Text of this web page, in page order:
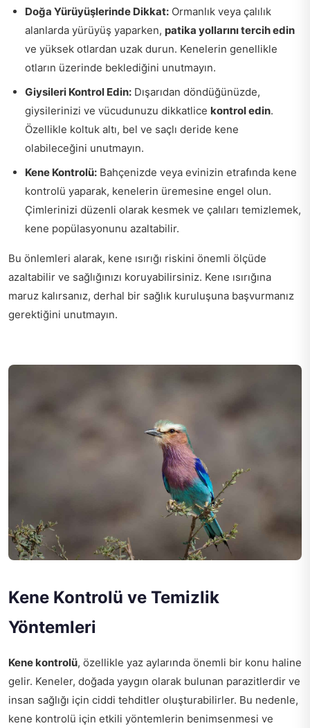
Doğa Yürüyüşlerinde Dikkat: Ormanlık veya çalılık
alanlarda yürüyüş yaparken, patika yollarını tercih edin
ve yüksek otlardan uzak durun. Kenelerin genellikle
otların üzerinde beklediğini unutmayın.
Giysileri Kontrol Edin: Dışarıdan döndüğünüzde,
giysilerinizi ve vücudunuzu dikkatlice kontrol edin.
Özellikle koltuk altı, bel ve saçlı deride kene
olabileceğini unutmayın.
Kene Kontrolü: Bahçenizde veya evinizin etrafında kene
kontrolü yaparak, kenelerin üremesine engel olun.
Çimlerinizi düzenli olarak kesmek ve çalıları temizlemek,
kene popülasyonunu azaltabilir.
Bu önlemleri alarak, kene ısırığı riskini önemli ölçüde
azaltabilir ve sağlığınızı koruyabilirsiniz. Kene ısırığına
maruz kalırsanız, derhal bir sağlık kuruluşuna başvurmanız
gerektiğini unutmayın.
Kene Kontrolü ve Temizlik
Yöntemleri
Kene kontrolü, özellikle yaz aylarında önemli bir konu haline
gelir. Keneler, doğada yaygın olarak bulunan parazitlerdir ve
insan sağlığı için ciddi tehditler oluşturabilirler. Bu nedenle,
kene kontrolü için etkili yöntemlerin benimsenmesi ve